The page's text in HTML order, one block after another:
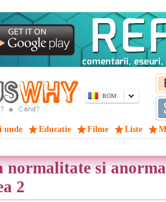
ROM
unde Educatie Filme Liste
normalitate si
2